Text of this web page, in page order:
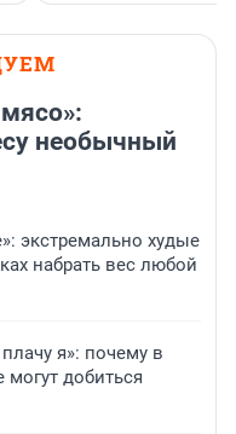
необычный
экстремально худые
набрать вес любой
я»: почему в
добиться